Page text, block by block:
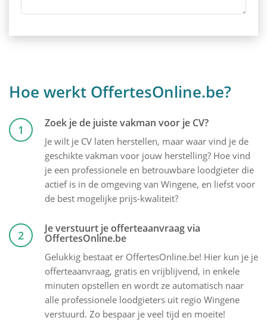
Hoe werkt OffertesOnline.be?
1 Zoek je de juiste vakman voor je CV?
Je wilt je CV laten herstellen, maar waar vind je de
geschikte vakman voor jouw herstelling? Hoe vind
je een professionele en betrouwbare loodgieter die
actief is in de omgeving van Wingene, en liefst voor
de best mogelijke prijs-kwaliteit?
2 Je verstuurt je offerteaanvraag via
OffertesOnline.be
Gelukkig bestaat er OffertesOnline.be! Hier kun je je
offerteaanvraag, gratis en vrijblijvend, in enkele
minuten opstellen en wordt ze automatisch naar
alle professionele loodgieters uit regio Wingene
verstuurd. Zo bespaar je veel tijd en moeite!